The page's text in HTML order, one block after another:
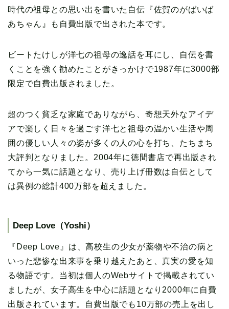
時代の祖母との思い出を書いた自伝『佐賀のがばいば
あちゃん』も自費出版で出された本です。
ビートたけしが洋七の祖母の逸話を耳にし、自伝を書
くことを強く勧めたことがきっかけで1987年に3000部
限定で自費出版されました。
超のつく貧乏な家庭でありながら、奇想天外なアイデ
アで楽しく日々を過ごす洋七と祖母の温かい生活や周
囲の優しい人々の姿が多くの人の心を打ち、たちまち
大評判となりました。2004年に徳間書店で再出版され
てから一気に話題となり、売り上げ冊数は自伝として
は異例の総計400万部を超えました。
Deep Love（Yoshi）
『Deep Love』は、高校生の少女が薬物や不治の病と
いった悲惨な出来事を乗り越えたあと、真実の愛を知
る物語です。当初は個人のWebサイトで掲載されてい
ましたが、女子高生を中心に話題となり2000年に自費
出版されています。自費出版でも10万部の売上を出し